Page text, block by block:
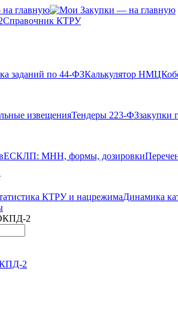
Справочник КТРУ
заданий по 44-ФЗКалькулятор НМЦК
извещенияТендеры 223-ФЗзакупки
ЕСКЛП: МНН, формы, дозировки
КТРУ и нацрежимаДинамика
2
2